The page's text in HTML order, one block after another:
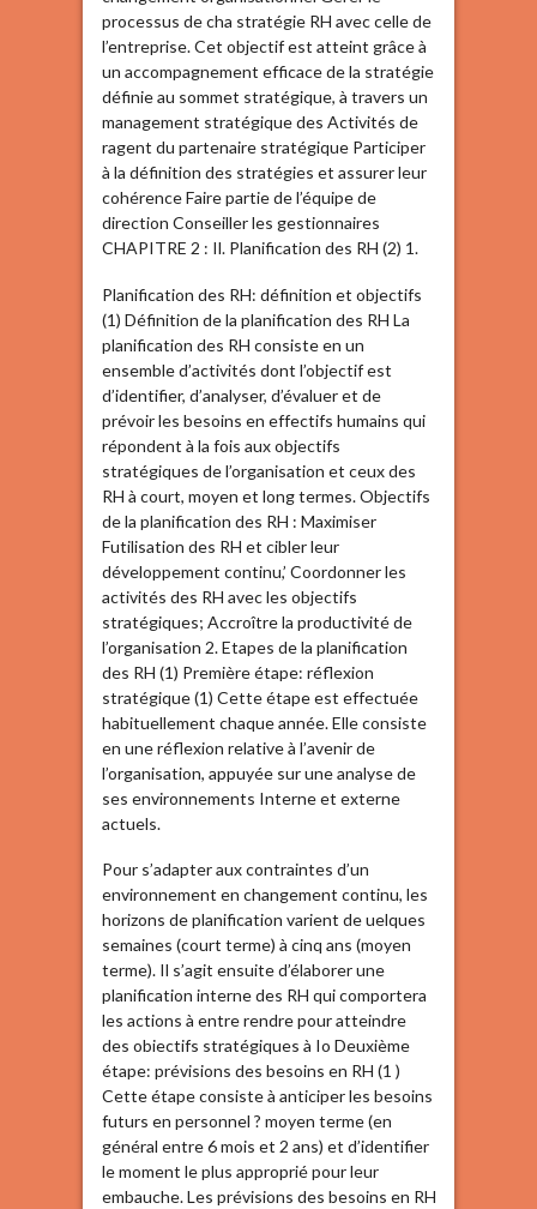
processus de cha stratégie RH avec celle de
l’entreprise. Cet objectif est atteint grâce à
un accompagnement efficace de la stratégie
définie au sommet stratégique, à travers un
management stratégique des Activités de
ragent du partenaire stratégique Participer
à la définition des stratégies et assurer leur
cohérence Faire partie de l’équipe de
direction Conseiller les gestionnaires
CHAPITRE 2 : Il. Planification des RH (2) 1.
Planification des RH: définition et objectifs
(1) Définition de la planification des RH La
planification des RH consiste en un
ensemble d’activités dont l’objectif est
d’identifier, d’analyser, d’évaluer et de
prévoir les besoins en effectifs humains qui
répondent à la fois aux objectifs
stratégiques de l’organisation et ceux des
RH à court, moyen et long termes. Objectifs
de la planification des RH : Maximiser
Futilisation des RH et cibler leur
développement continu,’ Coordonner les
activités des RH avec les objectifs
stratégiques; Accroître la productivité de
l’organisation 2. Etapes de la planification
des RH (1) Première étape: réflexion
stratégique (1) Cette étape est effectuée
habituellement chaque année. Elle consiste
en une réflexion relative à l’avenir de
l’organisation, appuyée sur une analyse de
ses environnements Interne et externe
actuels.
Pour s’adapter aux contraintes d’un
environnement en changement continu, les
horizons de planification varient de uelques
semaines (court terme) à cinq ans (moyen
terme). Il s’agit ensuite d’élaborer une
planification interne des RH qui comportera
les actions à entre rendre pour atteindre
des obiectifs stratégiques à Io Deuxième
étape: prévisions des besoins en RH (1 )
Cette étape consiste à anticiper les besoins
futurs en personnel ? moyen terme (en
général entre 6 mois et 2 ans) et d’identifier
le moment le plus approprié pour leur
embauche. Les prévisions des besoins en RH